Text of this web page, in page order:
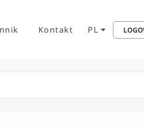
Kontakt PL